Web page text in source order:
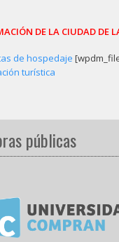
DE LA CIUDAD DE
de hospedaje
turística
públicas